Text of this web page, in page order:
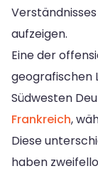
aufzeigen.
Eine der
geografischen
Südwesten
Frankreich,
Diese
haben